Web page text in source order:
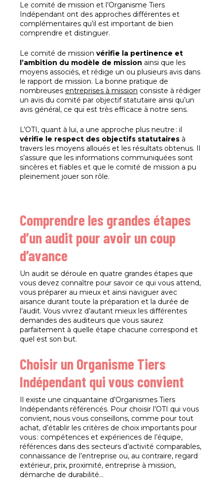
Le comité de mission et l’Organisme Tiers
Indépendant ont des approches différentes et
complémentaires qu’il est important de bien
comprendre et distinguer.
Le comité de mission vérifie la pertinence et
l’ambition du modèle de mission ainsi que les
moyens associés, et rédige un ou plusieurs avis dans
le rapport de mission. La bonne pratique de
nombreuses entreprises à mission consiste à rédiger
un avis du comité par objectif statutaire ainsi qu’un
avis général, ce qui est très efficace à notre sens.
L’OTI, quant à lui, a une approche plus neutre : il
vérifie le respect des objectifs statutaires à
travers les moyens alloués et les résultats obtenus. Il
s’assure que les informations communiquées sont
sincères et fiables et que le comité de mission a pu
pleinement jouer son rôle.
Comprendre les grandes étapes
d’un audit pour avoir un coup
d’avance
Un audit se déroule en quatre grandes étapes que
vous devez connaître pour savoir ce qui vous attend,
vous préparer au mieux et ainsi naviguer avec
aisance durant toute la préparation et la durée de
l’audit. Vous vivrez d’autant mieux les différentes
demandes des auditeurs que vous saurez
parfaitement à quelle étape chacune correspond et
quel est son but.
Choisir un Organisme Tiers
Indépendant qui vous convient
Il existe une cinquantaine d’Organismes Tiers
Indépendants référencés. Pour choisir l’OTI qui vous
convient, nous vous conseillons, comme pour tout
achat, d’établir les critères de choix importants pour
vous : compétences et expériences de l’équipe,
références dans des secteurs d’activité comparables,
connaissance de l’entreprise ou, au contraire, regard
extérieur, prix, proximité, entreprise à mission,
démarche de durabilité…